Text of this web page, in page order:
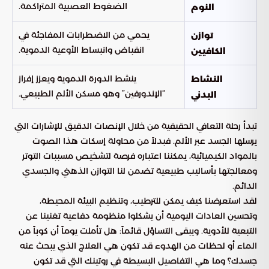
النوم
الضغوط العصبية المتراكمة.
توازن
الكافيين
يحمي من الاضطرابات المفاجئة في
انقباض وانبساط الأوعية الدموية.
النشاط
البدني
ينشط الدورة الدموية ويعزز إفراز
“الإندورفين” وهو مسكن الألم الطبيعي.
تبدأ رحلة التعافي الحقيقية من خلال الإنصات الدقيق للإشارات التي
يرسلها الجسد عبر الألم. فبدلاً من محاولة إسكات هذا الصوت
بالمواد الكيميائية، يمكننا اعتباره فرصة لتشخيص مسببات التوتر
ومعالجتها بأساليب طبيعية تضمن لنا التوازن الذهني والجسدي
الدائم.
لقد استعرضنا كيف يمكن للترطيب، وتنظيم البيئة المحيطة،
وتحسين العادات اليومية أن يشكلوا منظومة دفاعية تغنينا عن
التبعية للأدوية. ويبقى التساؤل قائماً: هل تأملت يوماً أن كوباً من
الماء أو لحظات من الهدوء قد تكون هي العلاج الذي يبحث عنه
جسدك؟ وما هي التفاصيل البسيطة في روتينك التي قد تكون